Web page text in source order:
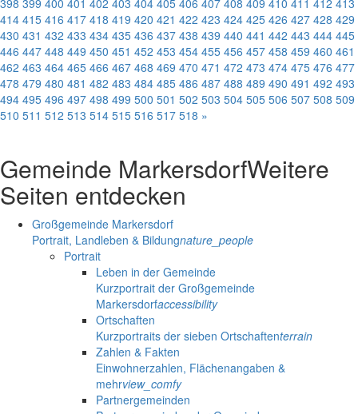
398 399 400 401 402 403 404 405 406 407 408 409 410 411 412 413
414 415 416 417 418 419 420 421 422 423 424 425 426 427 428 429
430 431 432 433 434 435 436 437 438 439 440 441 442 443 444 445
446 447 448 449 450 451 452 453 454 455 456 457 458 459 460 461
462 463 464 465 466 467 468 469 470 471 472 473 474 475 476 477
478 479 480 481 482 483 484 485 486 487 488 489 490 491 492 493
494 495 496 497 498 499 500 501 502 503 504 505 506 507 508 509
510 511 512 513 514 515 516 517 518 »
Gemeinde MarkersdorfWeitere
Seiten entdecken
Großgemeinde Markersdorf
Portrait, Landleben & Bildungnature_people
Portrait
Leben in der Gemeinde
Kurzportrait der Großgemeinde
Markersdorfaccessibility
Ortschaften
Kurzportraits der sieben Ortschaftenterrain
Zahlen & Fakten
Einwohnerzahlen, Flächenangaben &
mehrview_comfy
Partnergemeinden